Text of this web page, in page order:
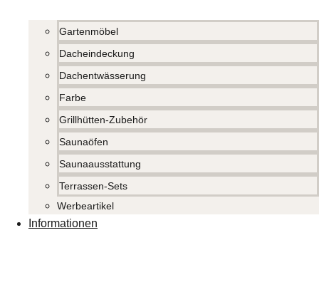
Gartenmöbel
Dacheindeckung
Dachentwässerung
Farbe
Grillhütten-Zubehör
Saunaöfen
Saunaausstattung
Terrassen-Sets
Werbeartikel
Informationen